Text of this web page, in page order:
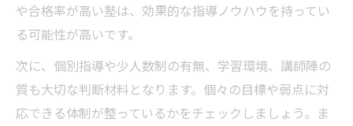
や合格率が高い塾は、効果的な指導ノウハウを持ってい
る可能性が高いです。
次に、個別指導や少人数制の有無、学習環境、講師陣の
質も大切な判断材料となります。個々の目標や弱点に対
応できる体制が整っているかをチェックしましょう。ま